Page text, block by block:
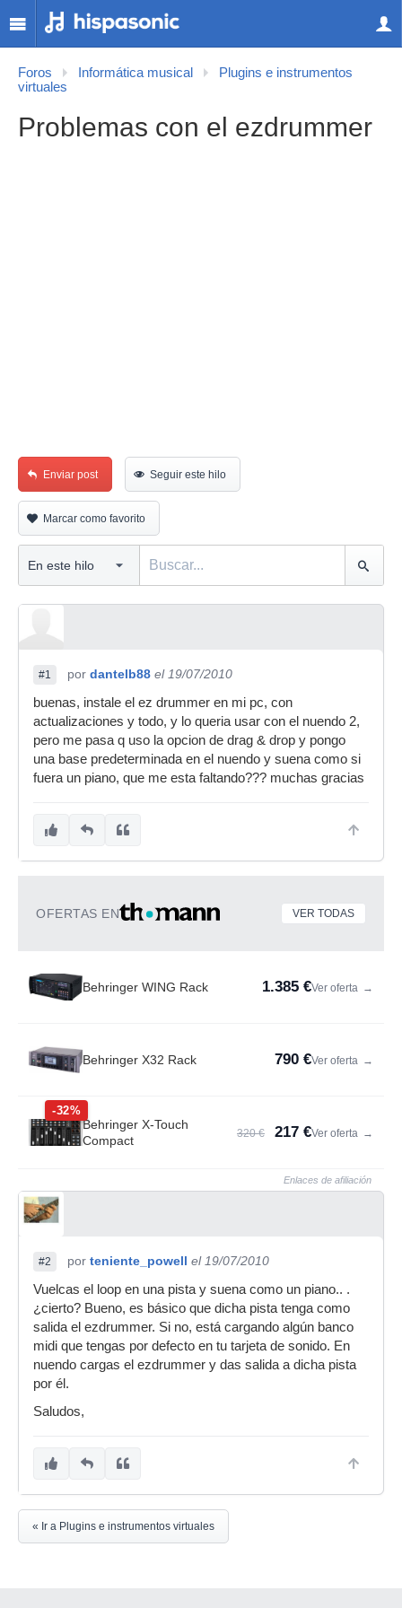
Foros Informática musical
Plugins e instrumentos
virtuales
Problemas con el ezdrummer
Enviar post Seguir este hilo
Marcar como favorito
#1 por dantelb88 el 19/07/2010
buenas, instale el ez drummer en mi pc, con
actualizaciones y todo, y lo queria usar con el nuendo 2,
pero me pasa q uso la opcion de drag & drop y pongo
una base predeterminada en el nuendo y suena como si
fuera un piano, que me esta faltando??? muchas gracias
OFERTAS EN VER TODAS
Behringer WING Rack 1.385 €Ver oferta →
Behringer X32 Rack 790 €Ver oferta →
-32%
Behringer X-Touch
Compact
320 € 217 €Ver oferta →
Enlaces de afiliación
#2 por teniente_powell el 19/07/2010
Vuelcas el loop en una pista y suena como un piano.. .
¿cierto? Bueno, es básico que dicha pista tenga como
salida el ezdrummer. Si no, está cargando algún banco
midi que tengas por defecto en tu tarjeta de sonido. En
nuendo cargas el ezdrummer y das salida a dicha pista
por él.
Saludos,
« Ir a Plugins e instrumentos virtuales